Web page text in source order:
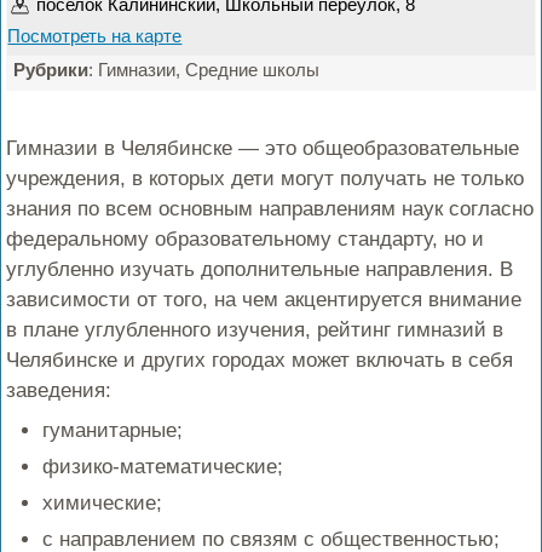
поселок Калининский, Школьный переулок, 8
Посмотреть на карте
Рубрики: Гимназии, Средние школы
Гимназии в Челябинске — это общеобразовательные
учреждения, в которых дети могут получать не только
знания по всем основным направлениям наук согласно
федеральному образовательному стандарту, но и
углубленно изучать дополнительные направления. В
зависимости от того, на чем акцентируется внимание
в плане углубленного изучения, рейтинг гимназий в
Челябинске и других городах может включать в себя
заведения:
гуманитарные;
физико-математические;
химические;
с направлением по связям с общественностью;